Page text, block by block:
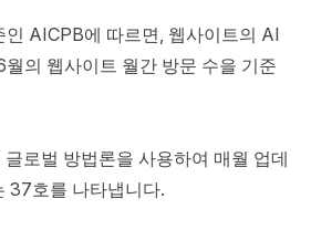
AICPB에 따르면, 웹사이트의 AI
의 웹사이트 월간 방문 수을 기준
로벌 방법론을 사용하여 매월 업데
37호를 나타냅니다.